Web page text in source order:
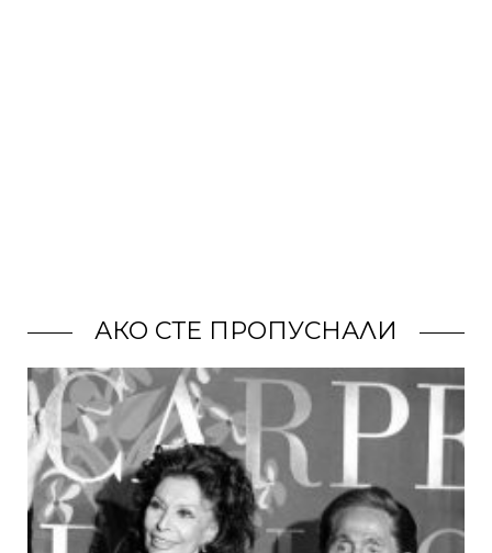
АКО СТЕ ПРОПУСНАЛИ